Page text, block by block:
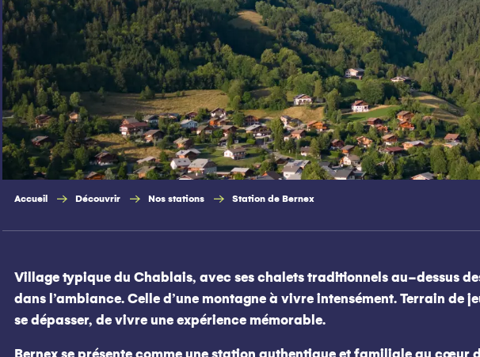
Accueil Découvrir Nos stations Station de Bernex
Village typique du Chablais, avec ses chalets traditionnels au-dessus
dans l’ambiance. Celle d’une montagne à vivre intensément. Terrain
se dépasser, de vivre une expérience mémorable.